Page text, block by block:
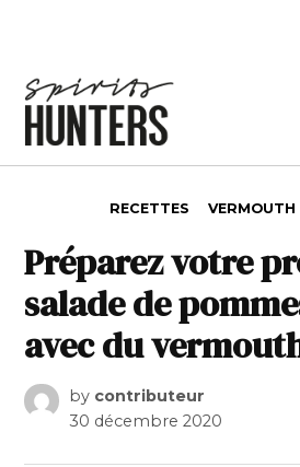
RECETTES VERMOUTH
Préparez votre
salade de
avec du
by contributeur
30 décembre 2020